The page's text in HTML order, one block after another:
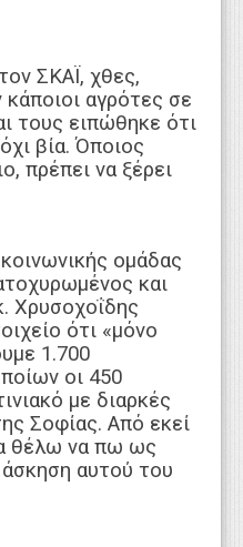
ΣΚΑΪ, χθες,
αγρότες σε
τους ειπώθηκε ότι
βία. Όποιος
πρέπει να ξέρει
ομάδας
και
Χρυσοχοΐδης
ότι «μόνο
1.700
οι 450
με διαρκές
Σοφίας. Από εκεί
θέλω να πω ως
αυτού του